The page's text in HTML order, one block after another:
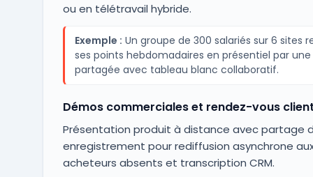
ou en télétravail hybride.
Exemple : Un groupe de 300 salariés sur 6 sites
ses points hebdomadaires en présentiel par une
partagée avec tableau blanc collaboratif.
Démos commerciales et rendez-vous
Présentation produit à distance avec partage
enregistrement pour rediffusion asynchrone
acheteurs absents et transcription CRM.